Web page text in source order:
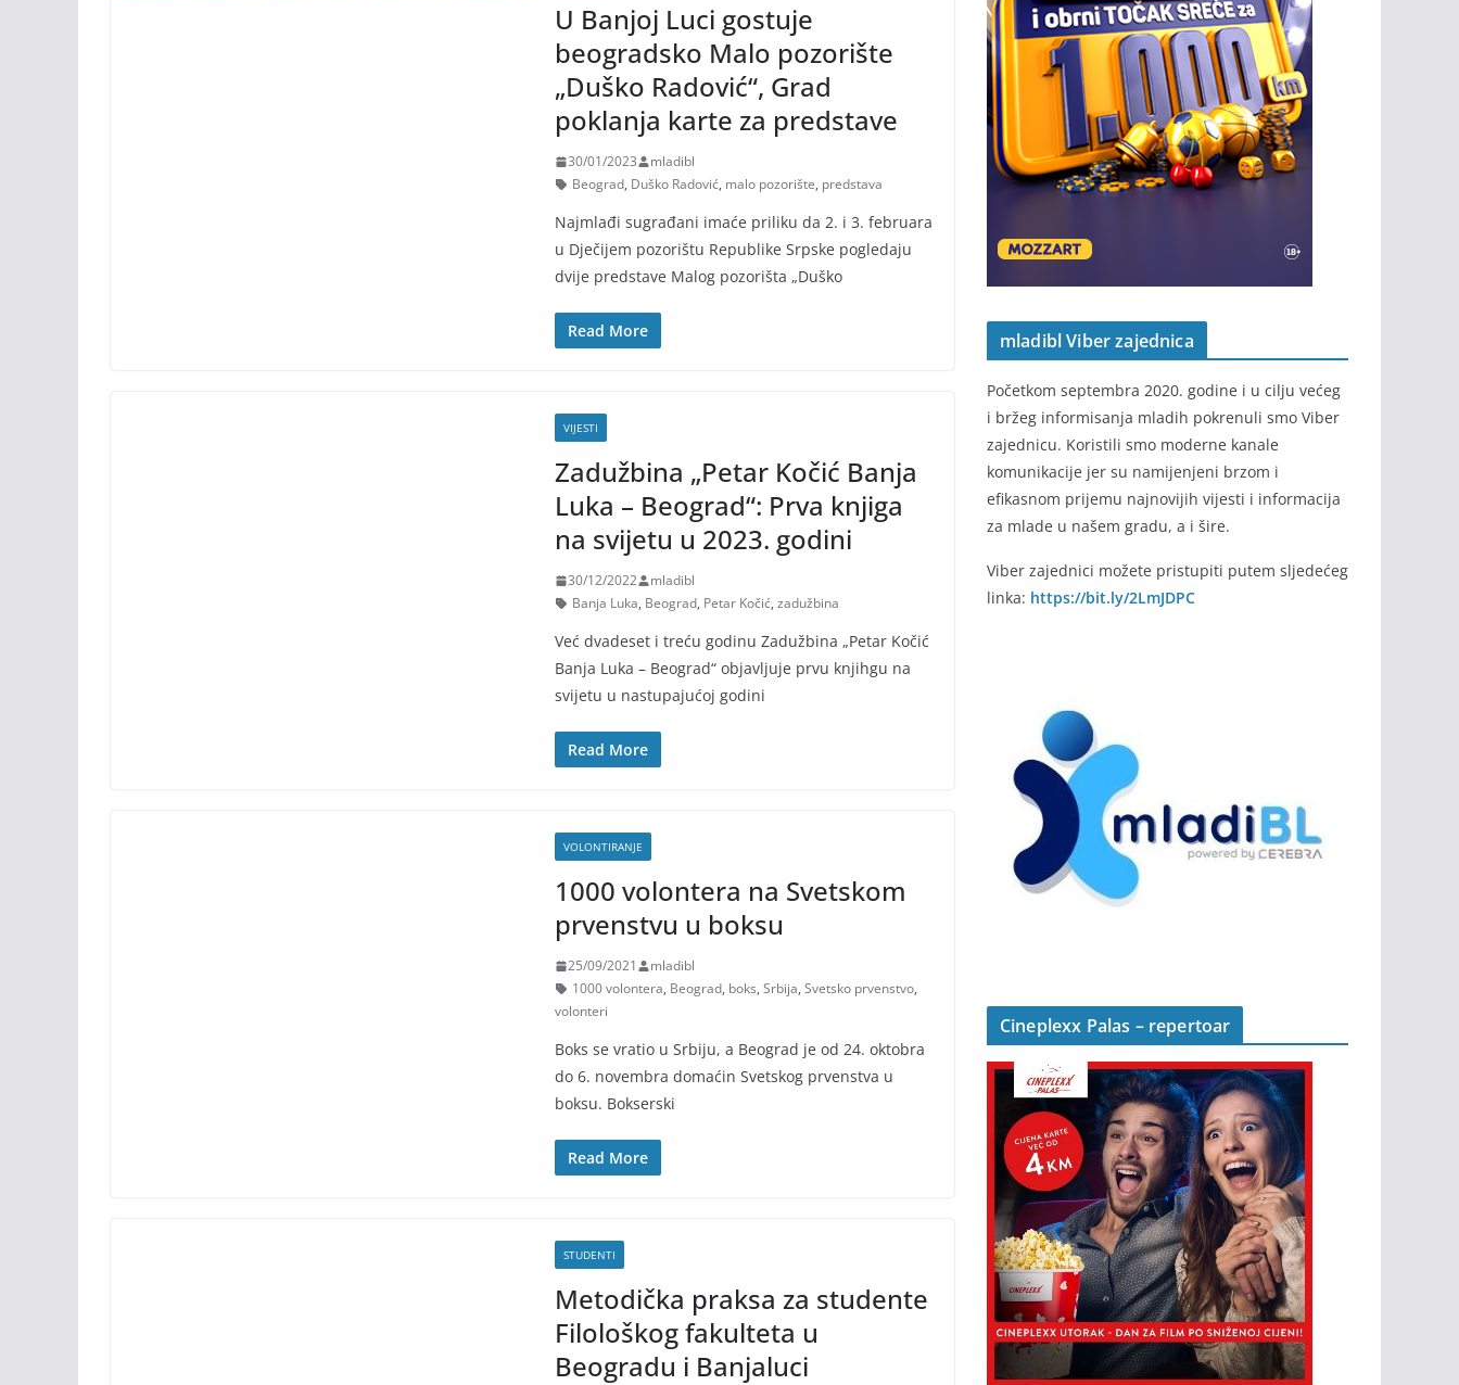
U Banjoj Luci gostuje
beogradsko Malo pozorište
„Duško Radović“, Grad
poklanja karte za predstave
30/01/2023
mladibl
Beograd, Duško Radović, malo pozorište, predstava
Najmlađi sugrađani imaće priliku da 2. i 3. februara
u Dječijem pozorištu Republike Srpske pogledaju
dvije predstave Malog pozorišta „Duško
Read More
VIJESTI
Zadužbina „Petar Kočić Banja
Luka – Beograd“: Prva knjiga
na svijetu u 2023. godini
30/12/2022
mladibl
Banja Luka, Beograd, Petar Kočić, zadužbina
Već dvadeset i treću godinu Zadužbina „Petar Kočić
Banja Luka – Beograd“ objavljuje prvu knjihgu na
svijetu u nastupajućoj godini
Read More
VOLONTIRANJE
1000 volontera na Svetskom
prvenstvu u boksu
25/09/2021
mladibl
1000 volontera, Beograd, boks, Srbija, Svetsko prvenstvo,
volonteri
Boks se vratio u Srbiju, a Beograd je od 24. oktobra
do 6. novembra domaćin Svetskog prvenstva u
boksu. Bokserski
Read More
STUDENTI
Metodička praksa za studente
Filološkog fakulteta u
Beogradu i Banjaluci
mladibl Viber zajednica
Početkom septembra 2020. godine i u cilju većeg
i bržeg informisanja mladih pokrenuli smo Viber
zajednicu. Koristili smo moderne kanale
komunikacije jer su namijenjeni brzom i
efikasnom prijemu najnovijih vijesti i informacija
za mlade u našem gradu, a i šire.
Viber zajednici možete pristupiti putem sljedećeg
linka: https://bit.ly/2LmJDPC
Cineplexx Palas – repertoar